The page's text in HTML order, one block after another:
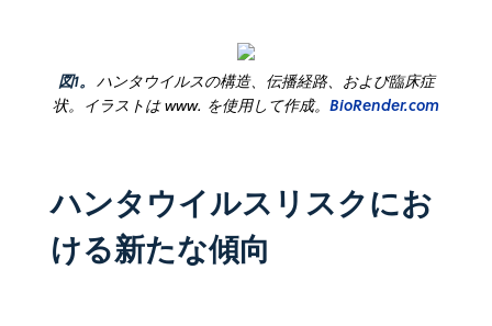
図1。 ハンタウイルスの構造、伝播経路、および臨床症
状。イラストは www. を使用して作成。 BioRender.com
ハンタウイルスリスクにお
ける新たな傾向